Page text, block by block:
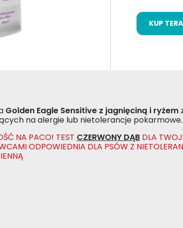
KUP
Golden Eagle Sensitive z jagnięciną i ryżem
na alergie lub nietolerancje pokarmowe.
NA PACO! TEST CZERWONY DĄB DLA
ODPOWIEDNIA DLA PSÓW Z